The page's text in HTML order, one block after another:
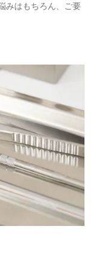
みはもちろん、ご要